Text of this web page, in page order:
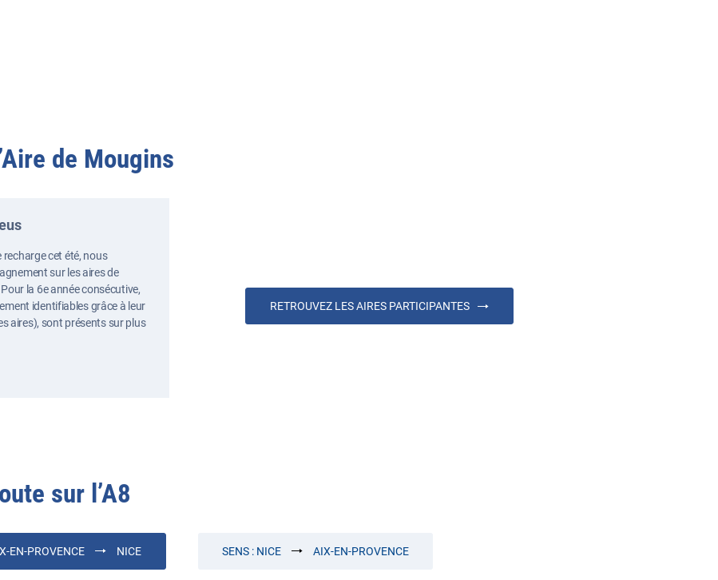
Aire de Mougins
cet été, nous
sur les aires de
la 6e année consécutive,
identifiables grâce à leur
aires), sont présents sur plus
RETROUVEZ LES AIRES PARTICIPANTES
sur l’A8
EN-PROVENCE NICE SENS : NICE AIX-EN-PROVENCE